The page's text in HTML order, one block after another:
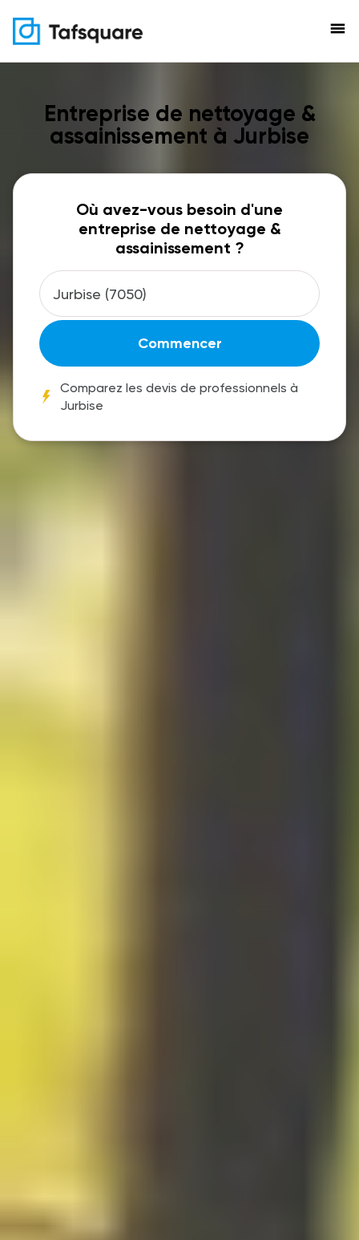
menu
Entreprise de nettoyage &
assainissement à Jurbise
Où avez-vous besoin d'une
entreprise de nettoyage &
assainissement ?
Commencer
Comparez les devis de professionnels à
Jurbise